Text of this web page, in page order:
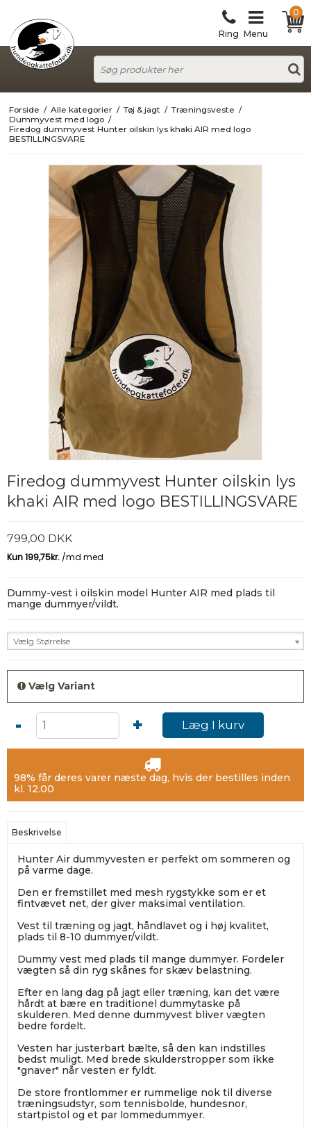
Ring Menu
0
Forside / Alle kategorier / Tøj & jagt / Træningsveste /
Dummyvest med logo /
Firedog dummyvest Hunter oilskin lys khaki AIR med logo
BESTILLINGSVARE
Firedog dummyvest Hunter oilskin lys
khaki AIR med logo BESTILLINGSVARE
799,00 DKK
Dummy-vest i oilskin model Hunter AIR med plads til
mange dummyer/vildt.
Vælg Størrelse
Vælg Variant
- + Læg I kurv
98% får deres varer næste dag, hvis der bestilles inden
kl. 12.00
Beskrivelse
Hunter Air dummyvesten er perfekt om sommeren og
på varme dage.
Den er fremstillet med mesh rygstykke som er et
fintvævet net, der giver maksimal ventilation.
Vest til træning og jagt, håndlavet og i høj kvalitet,
plads til 8-10 dummyer/vildt.
Dummy vest med plads til mange dummyer. Fordeler
vægten så din ryg skånes for skæv belastning.
Efter en lang dag på jagt eller træning, kan det være
hårdt at bære en traditionel dummytaske på
skulderen. Med denne dummyvest bliver vægten
bedre fordelt.
Vesten har justerbart bælte, så den kan indstilles
bedst muligt. Med brede skulderstropper som ikke
"gnaver" når vesten er fyldt.
De store frontlommer er rummelige nok til diverse
træningsudstyr, som tennisbolde, hundesnor,
startpistol og et par lommedummyer.